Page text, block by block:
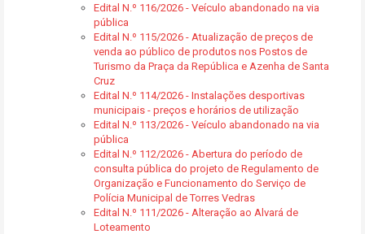
Edital N.º 116/2026 - Veículo abandonado na via
pública
Edital N.º 115/2026 - Atualização de preços de
venda ao público de produtos nos Postos de
Turismo da Praça da República e Azenha de Santa
Cruz
Edital N.º 114/2026 - Instalações desportivas
municipais - preços e horários de utilização
Edital N.º 113/2026 - Veículo abandonado na via
pública
Edital N.º 112/2026 - Abertura do período de
consulta pública do projeto de Regulamento de
Organização e Funcionamento do Serviço de
Polícia Municipal de Torres Vedras
Edital N.º 111/2026 - Alteração ao Alvará de
Loteamento